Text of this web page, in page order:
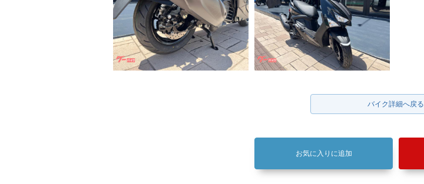
バイク詳細へ戻る
お気に入りに追加